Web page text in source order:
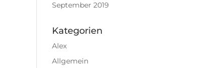
September 2019
Kategorien
Alex
Allgemein